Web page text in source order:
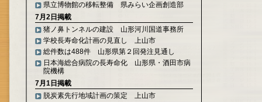
県立博物館の移転整備 県みらい企画創造部
7月2日掲載
猪ノ鼻トンネルの建設 山形河川国道事務所
学校長寿命化計画の見直し 上山市
総件数は488件 山形県第２回発注見通し
日本海総合病院の長寿命化 山形県・酒田市病
院機構
7月1日掲載
脱炭素先行地域計画の策定 上山市